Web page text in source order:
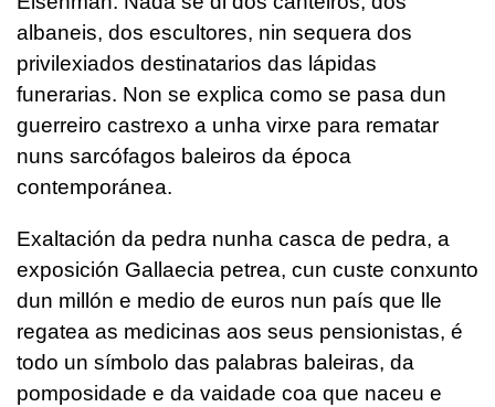
albaneis, dos escultores, nin sequera dos
privilexiados destinatarios das lápidas
funerarias. Non se explica como se pasa dun
guerreiro castrexo a unha virxe para rematar
nuns sarcófagos baleiros da época
contemporánea.
Exaltación da pedra nunha casca de pedra, a
exposición Gallaecia petrea, cun custe conxunto
dun millón e medio de euros nun país que lle
regatea as medicinas aos seus pensionistas, é
todo un símbolo das palabras baleiras, da
pomposidade e da vaidade coa que naceu e